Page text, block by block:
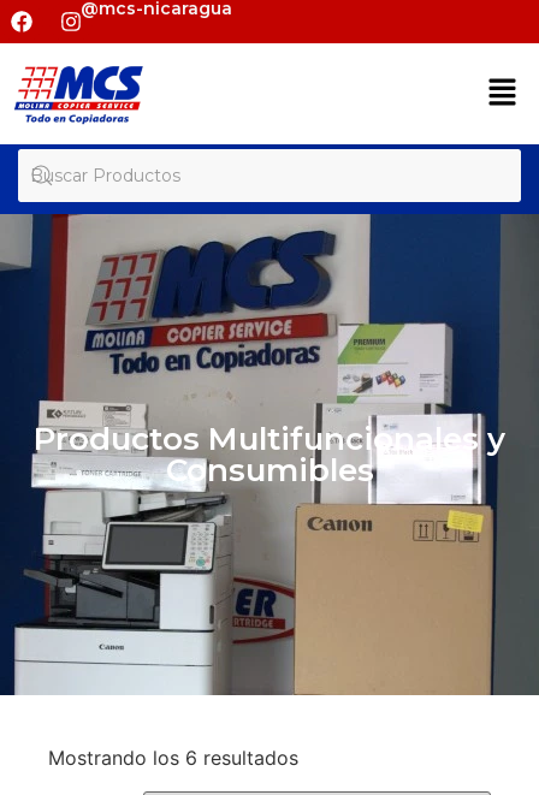
@mcs-nicaragua
Productos Multifuncionales y
Consumibles
Mostrando los 6 resultados